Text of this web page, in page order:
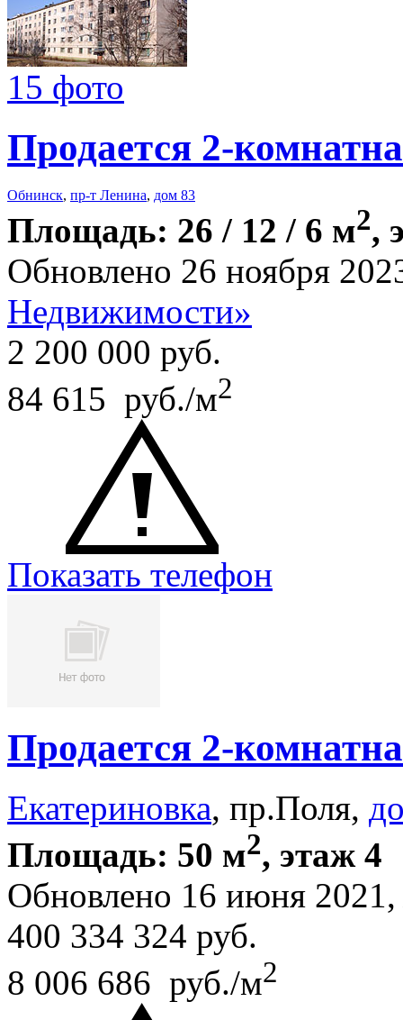
15 фото
Продается 2-
Обнинск, пр-т Ленина, дом 83
Площадь: 26 / 12 / 6 м2,
Обновлено 26 ноября
Недвижимости»
2 200 000 руб.
84 615 руб./м2
Показать телефон
Продается 2-
Екатериновка, пр.Поля,
Площадь: 50 м2, этаж 4
Обновлено 16 июня
400 334 324 руб.
8 006 686 руб./м2